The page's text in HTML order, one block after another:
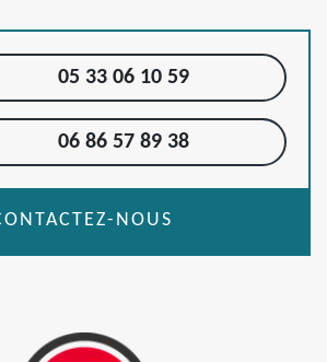
05 33 06 10 59
06 86 57 89 38
NOUS